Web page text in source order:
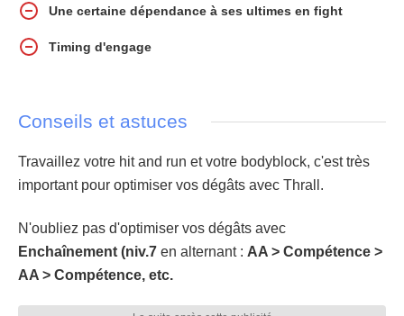
Une certaine dépendance à ses ultimes en fight
Timing d'engage
Conseils et astuces
Travaillez votre hit and run et votre bodyblock, c'est très
important pour optimiser vos dégâts avec Thrall.
N'oubliez pas d'optimiser vos dégâts avec
Enchaînement (niv.7 en alternant : AA > Compétence >
AA > Compétence, etc.